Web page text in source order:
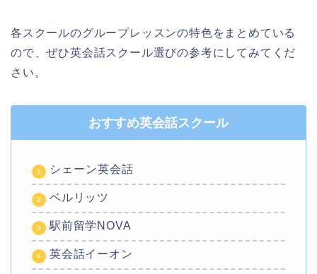
各スクールのグループレッスンの特色をまとめている
ので、ぜひ英会話スクール選びの参考にしてみてくだ
さい。
おすすめ英会話スクール
シェーン英会話
ベルリッツ
駅前留学NOVA
英会話イーオン